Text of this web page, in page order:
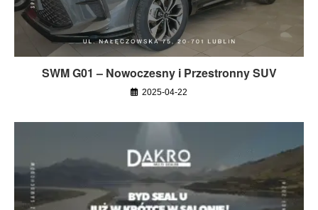
SWM G01 – Nowoczesny i Przestronny SUV
2025-04-22